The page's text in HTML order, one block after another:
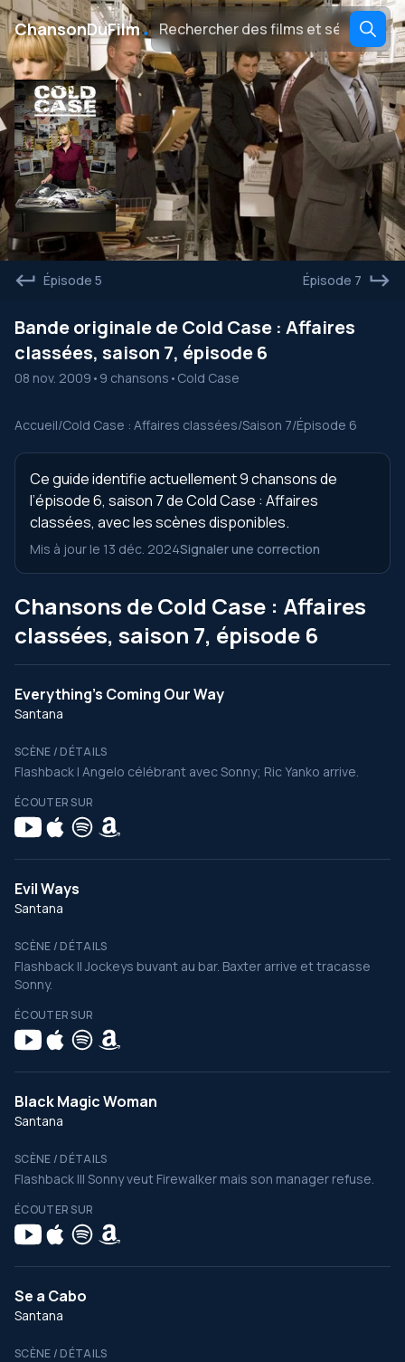
ChansonDuFilm․
Épisode 5 Épisode 7
Bande originale de Cold Case : Affaires
classées, saison 7, épisode 6
08 nov. 2009 • 9 chansons • Cold Case
Accueil/Cold Case : Affaires classées/Saison 7/Épisode 6
Ce guide identifie actuellement 9 chansons de
l’épisode 6, saison 7 de Cold Case : Affaires
classées, avec les scènes disponibles.
Mis à jour le 13 déc. 2024Signaler une correction
Chansons de Cold Case : Affaires
classées, saison 7, épisode 6
Everything's Coming Our Way
Santana
SCÈNE / DÉTAILS
Flashback I Angelo célébrant avec Sonny; Ric Yanko arrive.
ÉCOUTER SUR
Evil Ways
Santana
SCÈNE / DÉTAILS
Flashback II Jockeys buvant au bar. Baxter arrive et tracasse
Sonny.
ÉCOUTER SUR
Black Magic Woman
Santana
SCÈNE / DÉTAILS
Flashback III Sonny veut Firewalker mais son manager refuse.
ÉCOUTER SUR
Se a Cabo
Santana
SCÈNE / DÉTAILS